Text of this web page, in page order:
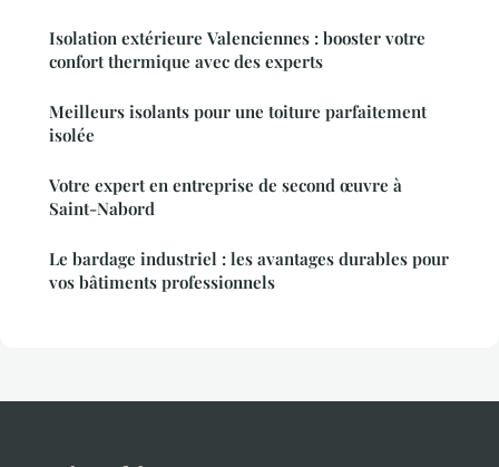
Isolation extérieure Valenciennes : booster votre
confort thermique avec des experts
Meilleurs isolants pour une toiture parfaitement
isolée
Votre expert en entreprise de second œuvre à
Saint-Nabord
Le bardage industriel : les avantages durables pour
vos bâtiments professionnels